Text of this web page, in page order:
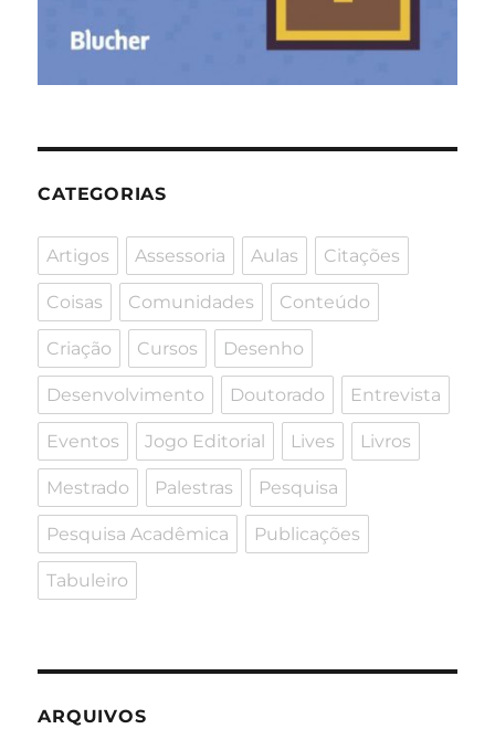
CATEGORIAS
Artigos Assessoria Aulas Citações
Coisas Comunidades Conteúdo
Criação Cursos Desenho
Desenvolvimento Doutorado Entrevista
Eventos Jogo Editorial Lives Livros
Mestrado Palestras Pesquisa
Pesquisa Acadêmica Publicações
Tabuleiro
ARQUIVOS